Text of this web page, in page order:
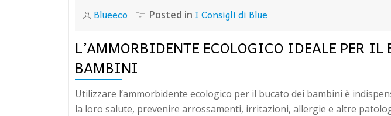
Blueeco Posted in I Consigli di Blue
L’AMMORBIDENTE ECOLOGICO IDEALE PER IL
BAMBINI
Utilizzare l’ammorbidente ecologico per il bucato dei bambini è
la loro salute, prevenire arrossamenti, irritazioni, allergie e altre